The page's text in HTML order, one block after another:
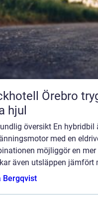
Örebro trygg och smart förvaring av
hjul
översikt En
med en
möjliggör en
även utsläppen jämfört
Bergqvist